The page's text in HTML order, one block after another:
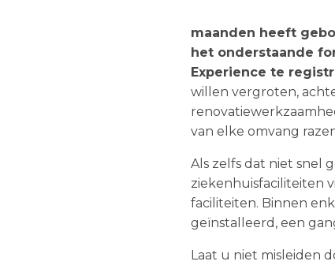
maanden heeft
het onderstaande
Experience te
willen vergroten,
van elke omvang
Als zelfs dat niet snel
ziekenhuisfaciliteiten
faciliteiten. Binnen
geïnstalleerd, een
Laat u niet misleiden